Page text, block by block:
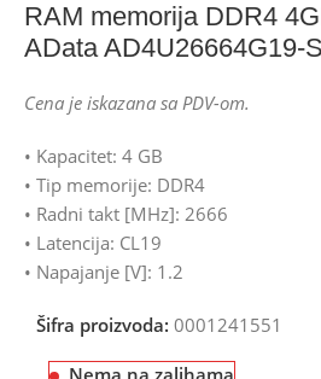
RAM memorija DDR4
AData AD4U26664G19-
Cena je iskazana sa PDV-om.
• Kapacitet: 4 GB
• Tip memorije: DDR4
• Radni takt [MHz]: 2666
• Latencija: CL19
• Napajanje [V]: 1.2
Šifra proizvoda:0001241551
Nema na zalihama